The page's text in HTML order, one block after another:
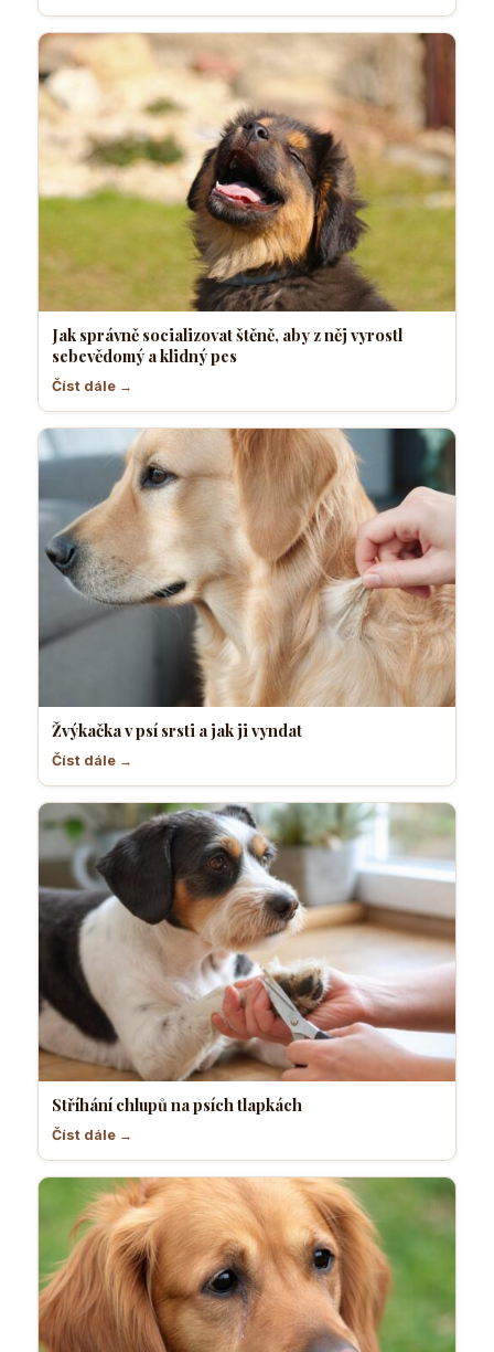
Jak správně socializovat štěně, aby z něj vyrostl
sebevědomý a klidný pes
Číst dále →
Žvýkačka v psí srsti a jak ji vyndat
Číst dále →
Stříhání chlupů na psích tlapkách
Číst dále →